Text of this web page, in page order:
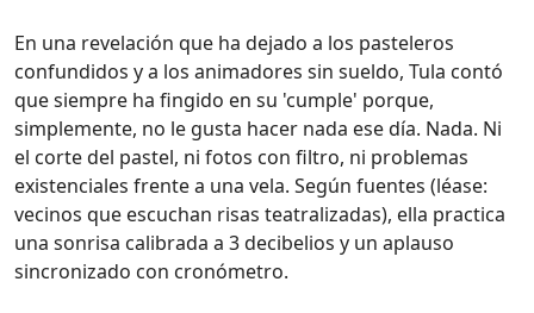
En una revelación que ha dejado a los pasteleros
confundidos y a los animadores sin sueldo, Tula contó
que siempre ha fingido en su 'cumple' porque,
simplemente, no le gusta hacer nada ese día. Nada. Ni
el corte del pastel, ni fotos con filtro, ni problemas
existenciales frente a una vela. Según fuentes (léase:
vecinos que escuchan risas teatralizadas), ella practica
una sonrisa calibrada a 3 decibelios y un aplauso
sincronizado con cronómetro.